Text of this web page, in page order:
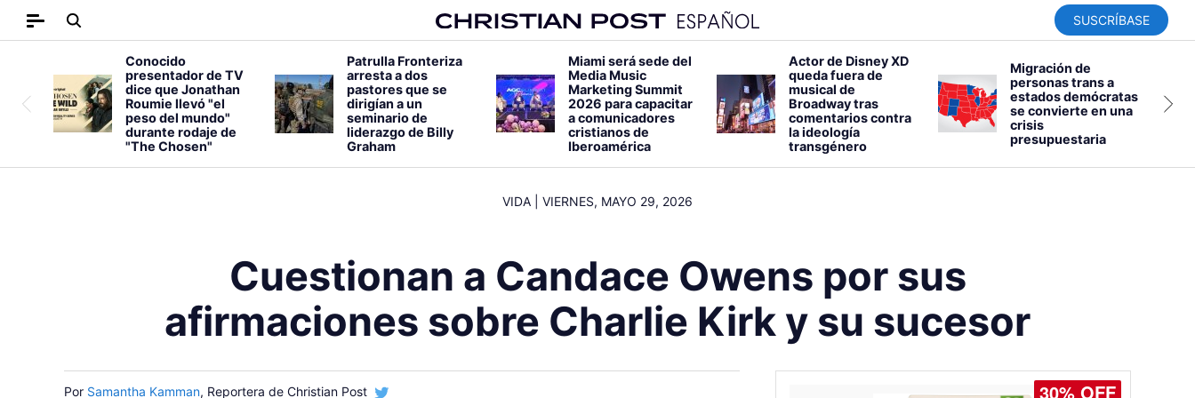
SUSCRÍBASE
Conocido
presentador de TV
dice que Jonathan
Roumie llevó "el
peso del mundo"
durante rodaje de
"The Chosen"
Patrulla Fronteriza
arresta a dos
pastores que se
dirigían a un
seminario de
liderazgo de Billy
Graham
Miami será sede del
Media Music
Marketing Summit
2026 para capacitar
a comunicadores
cristianos de
Iberoamérica
Actor de Disney XD
queda fuera de
musical de
Broadway tras
comentarios contra
la ideología
transgénero
Migración de
personas trans a
estados demócratas
se convierte en una
crisis
presupuestaria
VIDA VIERNES, MAYO 29, 2026
Cuestionan a Candace Owens por sus
afirmaciones sobre Charlie Kirk y su sucesor
Por Samantha Kamman, Reportera de Christian Post 30% OFF
20% OFF